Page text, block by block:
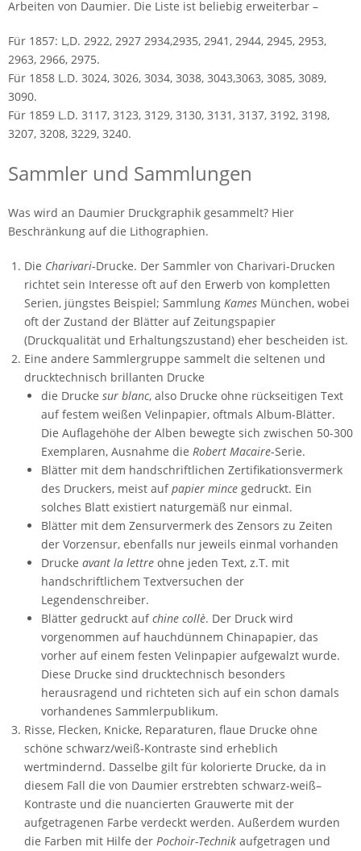
Arbeiten von Daumier. Die Liste ist beliebig erweiterbar –
Für 1857: L,D. 2922, 2927 2934,2935, 2941, 2944, 2945, 2953,
2963, 2966, 2975.
Für 1858 L.D. 3024, 3026, 3034, 3038, 3043,3063, 3085, 3089,
3090.
Für 1859 L.D. 3117, 3123, 3129, 3130, 3131, 3137, 3192, 3198,
3207, 3208, 3229, 3240.
Sammler und Sammlungen
Was wird an Daumier Druckgraphik gesammelt? Hier
Beschränkung auf die Lithographien.
Die Charivari-Drucke. Der Sammler von Charivari-Drucken
richtet sein Interesse oft auf den Erwerb von kompletten
Serien, jüngstes Beispiel; Sammlung Kames München, wobei
oft der Zustand der Blätter auf Zeitungspapier
(Druckqualität und Erhaltungszustand) eher bescheiden ist.
Eine andere Sammlergruppe sammelt die seltenen und
drucktechnisch brillanten Drucke
die Drucke sur blanc, also Drucke ohne rückseitigen Text
auf festem weißen Velinpapier, oftmals Album-Blätter.
Die Auflagehöhe der Alben bewegte sich zwischen 50-300
Exemplaren, Ausnahme die Robert Macaire-Serie.
Blätter mit dem handschriftlichen Zertifikationsvermerk
des Druckers, meist aufpapier mince gedruckt. Ein
solches Blatt existiert naturgemäß nur einmal.
Blätter mit dem Zensurvermerk des Zensors zu Zeiten
der Vorzensur, ebenfalls nur jeweils einmal vorhanden
Drucke avant la lettre ohne jeden Text, z.T. mit
handschriftlichem Textversuchen der
Legendenschreiber.
Blätter gedruckt aufchine collè. Der Druck wird
vorgenommen auf hauchdünnem Chinapapier, das
vorher auf einem festen Velinpapier aufgewalzt wurde.
Diese Drucke sind drucktechnisch besonders
herausragend und richteten sich auf ein schon damals
vorhandenes Sammlerpublikum.
Risse, Flecken, Knicke, Reparaturen, flaue Drucke ohne
schöne schwarz/weiß-Kontraste sind erheblich
wertmindernd. Dasselbe gilt für kolorierte Drucke, da in
diesem Fall die von Daumier erstrebten schwarz-weiß–
Kontraste und die nuancierten Grauwerte mit der
aufgetragenen Farbe verdeckt werden. Außerdem wurden
die Farben mit Hilfe der Pochoir-Technik aufgetragen und